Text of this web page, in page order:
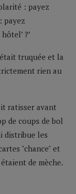
: payez
payez
?’
truquée et la
rien au
ratisser avant
de coups de bol
distribue les
"chance" et
de mèche.